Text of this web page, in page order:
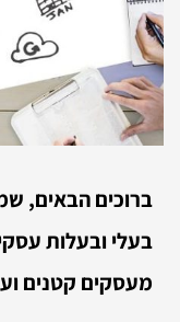
ברוכים הבאים,
בעלי ובעלות
מעסקים קטנים